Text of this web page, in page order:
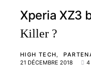
Xperia XZ3
Killer ?
HIGH TECH
21 DÉCEMBRE 2018
4